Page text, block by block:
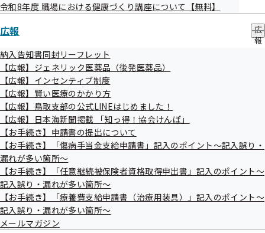
令和8年度 職場における健康づくり講座について【無料】
広報
広
報
納入告知書同封リーフレット
【広報】ジェネリック医薬品（後発医薬品）
【広報】インセンティブ制度
【広報】賢い医療のかかり方
【広報】鳥取支部の公式LINEはじめました！
【広報】日本海新聞掲載 「知っ得！協会けんぽ」
【お手続き】申請書の提出について
【お手続き】「傷病手当金支給申請書」記入のポイント～記入誤り・
漏れが多い箇所～
【お手続き】「任意継続被保険者資格取得申出書」記入のポイント～
記入誤り・漏れが多い箇所～
【お手続き】「療養費支給申請書（治療用装具）」記入のポイント～
記入誤り・漏れが多い箇所～
メールマガジン
であることが必要です）
検査内容と補助する金額
下記の額を協会けんぽが補助します（年度内1回限り）。
自己負担額は補助額を差し引いた額となりますが、健診費用
は各健診機関によって異なるため自己負担額も一律ではあり
ません。予約する際に、あわせてご確認ください。